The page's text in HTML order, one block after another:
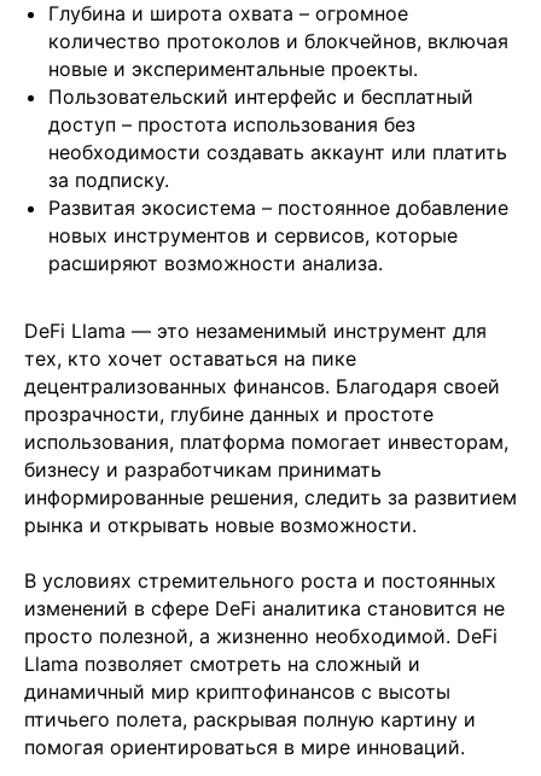
Глубина и широта охвата – огромное
количество протоколов и блокчейнов, включая
новые и экспериментальные проекты.
Пользовательский интерфейс и бесплатный
доступ – простота использования без
необходимости создавать аккаунт или платить
за подписку.
Развитая экосистема – постоянное добавление
новых инструментов и сервисов, которые
расширяют возможности анализа.
DeFi Llama — это незаменимый инструмент для
тех, кто хочет оставаться на пике
децентрализованных финансов. Благодаря своей
прозрачности, глубине данных и простоте
использования, платформа помогает инвесторам,
бизнесу и разработчикам принимать
информированные решения, следить за развитием
рынка и открывать новые возможности.
В условиях стремительного роста и постоянных
изменений в сфере DeFi аналитика становится не
просто полезной, а жизненно необходимой. DeFi
Llama позволяет смотреть на сложный и
динамичный мир криптофинансов с высоты
птичьего полета, раскрывая полную картину и
помогая ориентироваться в мире инноваций.
Отправить заявку
Москва
О нас
Экспертиза
Цены
Кейсы
м. Новые Черемушки, Бизнес центр
43
Chavouzas, office 1-2
Limassol, Cyprus
info@it-atlas.ru